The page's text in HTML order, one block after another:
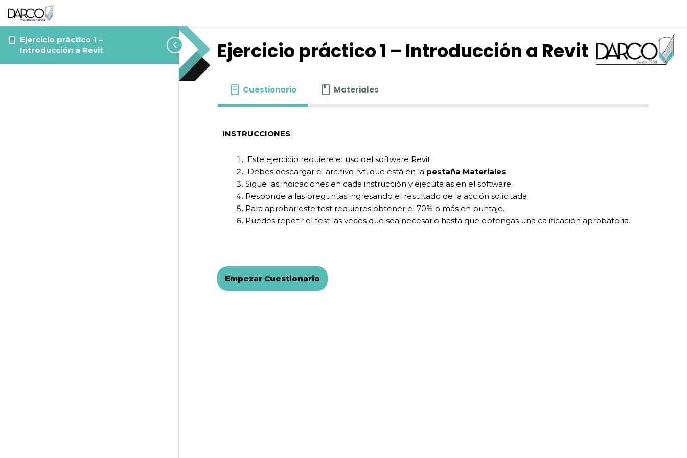
Ejercicio práctico 1 –
Introducción a Revit
Ejercicio práctico 1 – Introducción a Revit
Cuestionario Materiales
INSTRUCCIONES:
Este ejercicio requiere el uso del software Revit
Debes descargar el archivo rvt, que está en la pestaña Materiales.
Sigue las indicaciones en cada instrucción y ejecútalas en el software.
Responde a las preguntas ingresando el resultado de la acción solicitada.
Para aprobar este test requieres obtener el 70% o más en puntaje.
Puedes repetir el test las veces que sea necesario hasta que obtengas una calificación aprobatoria.